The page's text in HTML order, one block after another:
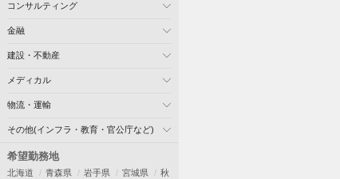
コンサルティング
金融
建設・不動産
メディカル
物流・運輸
その他(インフラ・教育・官公庁など)
希望勤務地
北海道 青森県 岩手県 宮城県
秋